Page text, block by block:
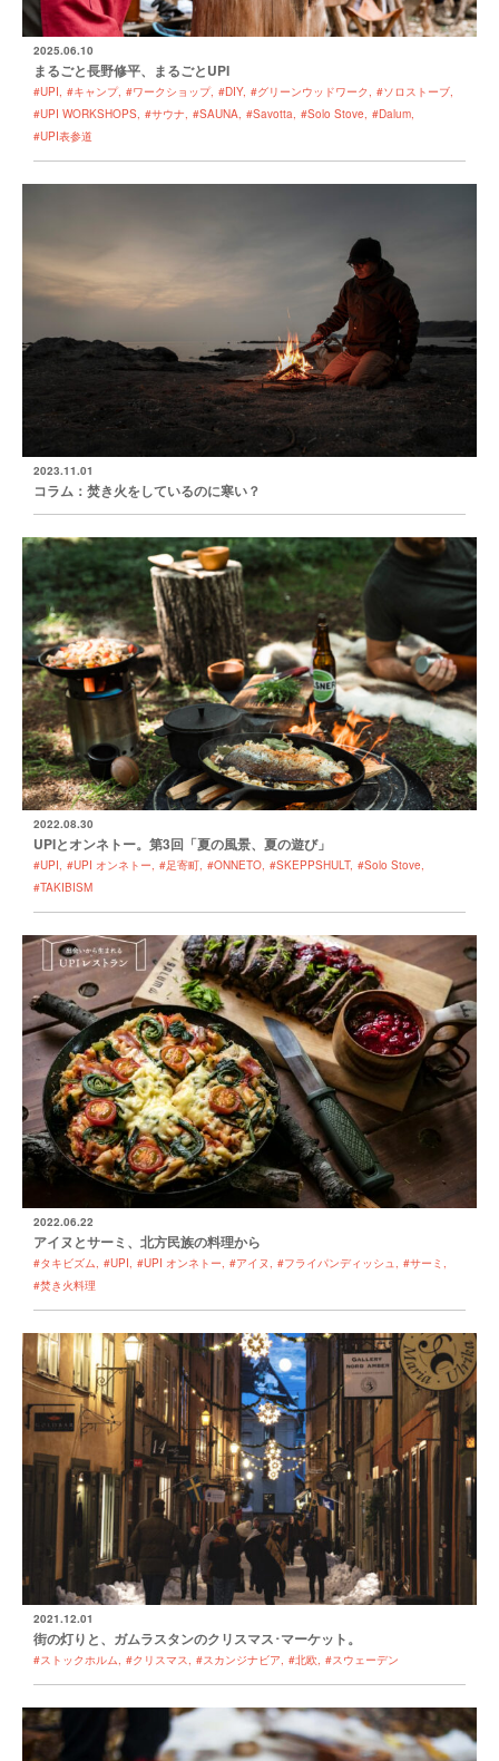
2025.06.10
まるごと長野修平、まるごとUPI
#UPI #キャンプ #ワークショップ #DIY #グリーンウッドワーク
#ソロストーブ
#UPI WORKSHOPS #サウナ #SAUNA #Savotta #Solo Stove #Dalum
#UPI表参道
2023.11.01
コラム：焚き火をしているのに寒い？
2022.08.30
UPIとオンネトー。第3回「夏の風景、夏の遊び」
#UPI #UPI オンネトー #足寄町 #ONNETO #SKEPPSHULT #Solo Stove
#TAKIBISM
2022.06.22
アイヌとサーミ、北方民族の料理から
#タキビズム #UPI #UPI オンネトー #アイヌ #フライパンディッシュ
#サーミ
#焚き火料理
2021.12.01
街の灯りと、ガムラスタンのクリスマス･マーケット。
#ストックホルム #クリスマス #スカンジナビア #北欧 #スウェーデン